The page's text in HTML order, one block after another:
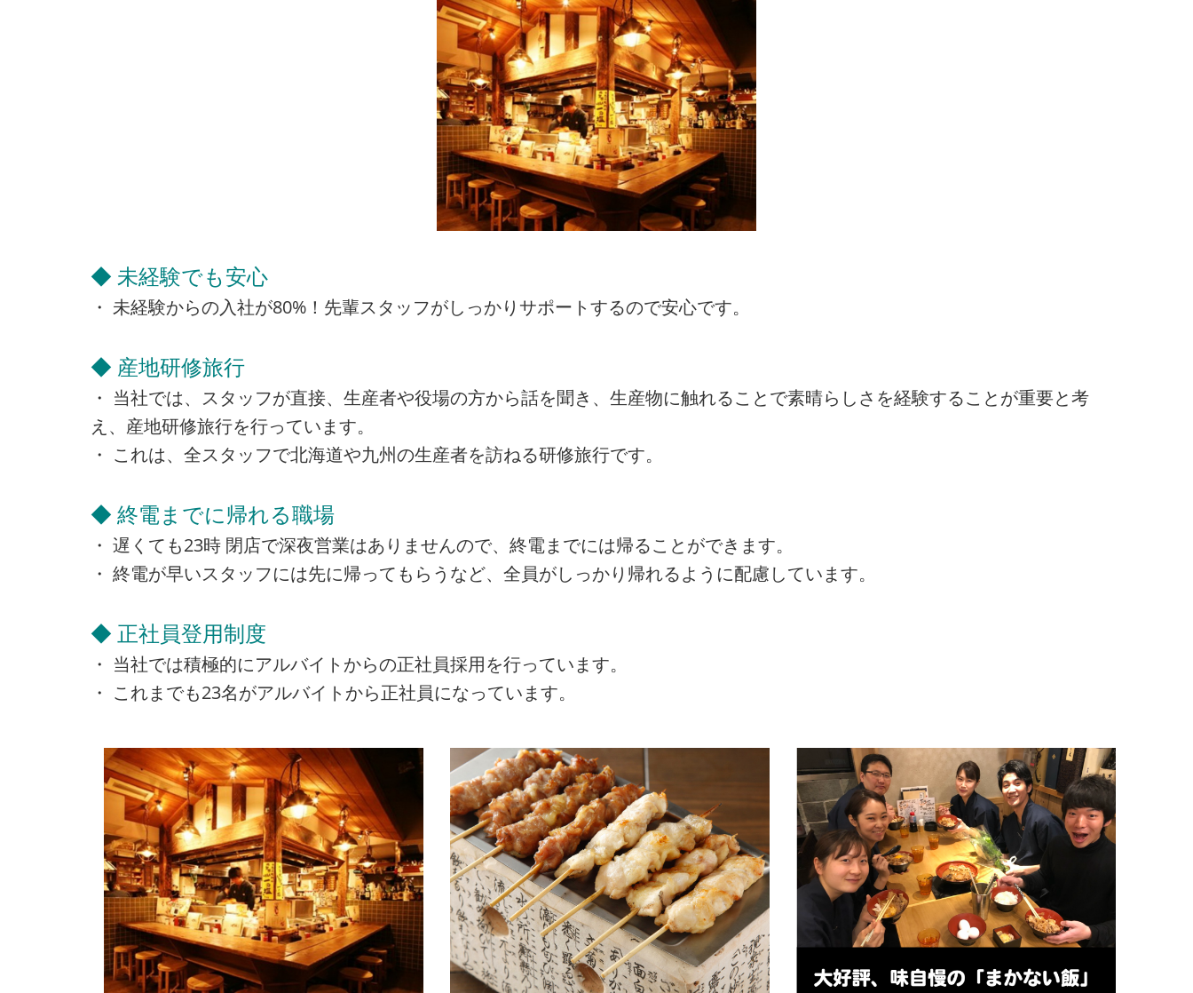
◆ 未経験でも安心
・ 未経験からの入社が80%！先輩スタッフがしっかりサポートするので安心です。
◆ 産地研修旅行
・ 当社では、スタッフが直接、生産者や役場の方から話を聞き、生産物に触れることで素晴らしさを経験することが重要と考
え、産地研修旅行を行っています。
・ これは、全スタッフで北海道や九州の生産者を訪ねる研修旅行です。
◆ 終電までに帰れる職場
・ 遅くても23時 閉店で深夜営業はありませんので、終電までには帰ることができます。
・ 終電が早いスタッフには先に帰ってもらうなど、全員がしっかり帰れるように配慮しています。
◆ 正社員登用制度
・ 当社では積極的にアルバイトからの正社員採用を行っています。
・ これまでも23名がアルバイトから正社員になっています。